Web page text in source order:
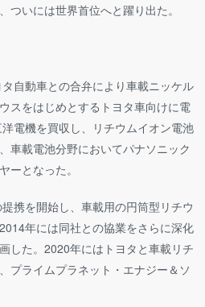
ついには世界首位へと躍り出た。
自動車との合弁により車載ニッケル
スをはじめとするトヨタ車向けに電
電機を買収し、リチウムイオン電池
車載電池分野においてパナソニック
ーとなった。
携を開始し、車載用の円筒型リチウ
年には同社との協業をさらに深化
した。2020年にはトヨタと車載リチ
プライムプラネット・エナジー＆ソ